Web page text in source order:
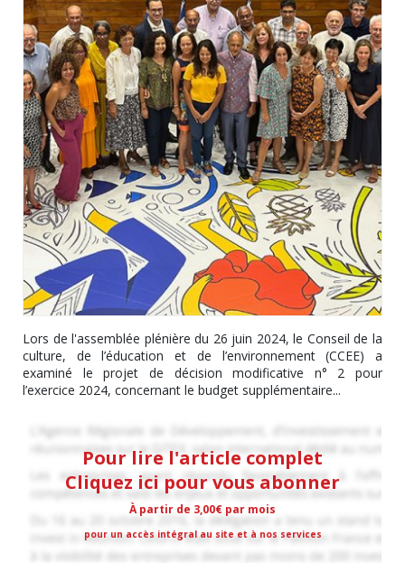
Lors de l'assemblée plénière du 26 juin 2024, le Conseil de la
culture, de l’éducation et de l’environnement (CCEE) a
examiné le projet de décision modificative n° 2 pour
l’exercice 2024, concernant le budget supplémentaire...
Pour lire l'article complet
Cliquez ici pour vous abonner
À partir de 3,00€ par mois
pour un accès intégral au site et à nos services